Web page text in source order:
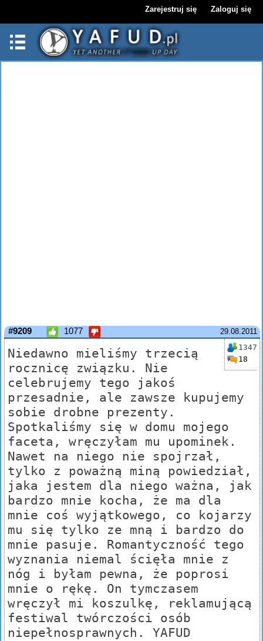
Zarejestruj się Zaloguj się
29.08.2011
#9209 1077
1347
18
Niedawno mieliśmy trzecią
rocznicę związku. Nie
celebrujemy tego jakoś
przesadnie, ale zawsze kupujemy
sobie drobne prezenty.
Spotkaliśmy się w domu mojego
faceta, wręczyłam mu upominek.
Nawet na niego nie spojrzał,
tylko z poważną miną powiedział,
jaka jestem dla niego ważna, jak
bardzo mnie kocha, że ma dla
mnie coś wyjątkowego, co kojarzy
mu się tylko ze mną i bardzo do
mnie pasuje. Romantyczność tego
wyznania niemal ścięła mnie z
nóg i byłam pewna, że poprosi
mnie o rękę. On tymczasem
wręczył mi koszulkę, reklamującą
festiwal twórczości osób
niepełnosprawnych. YAFUD